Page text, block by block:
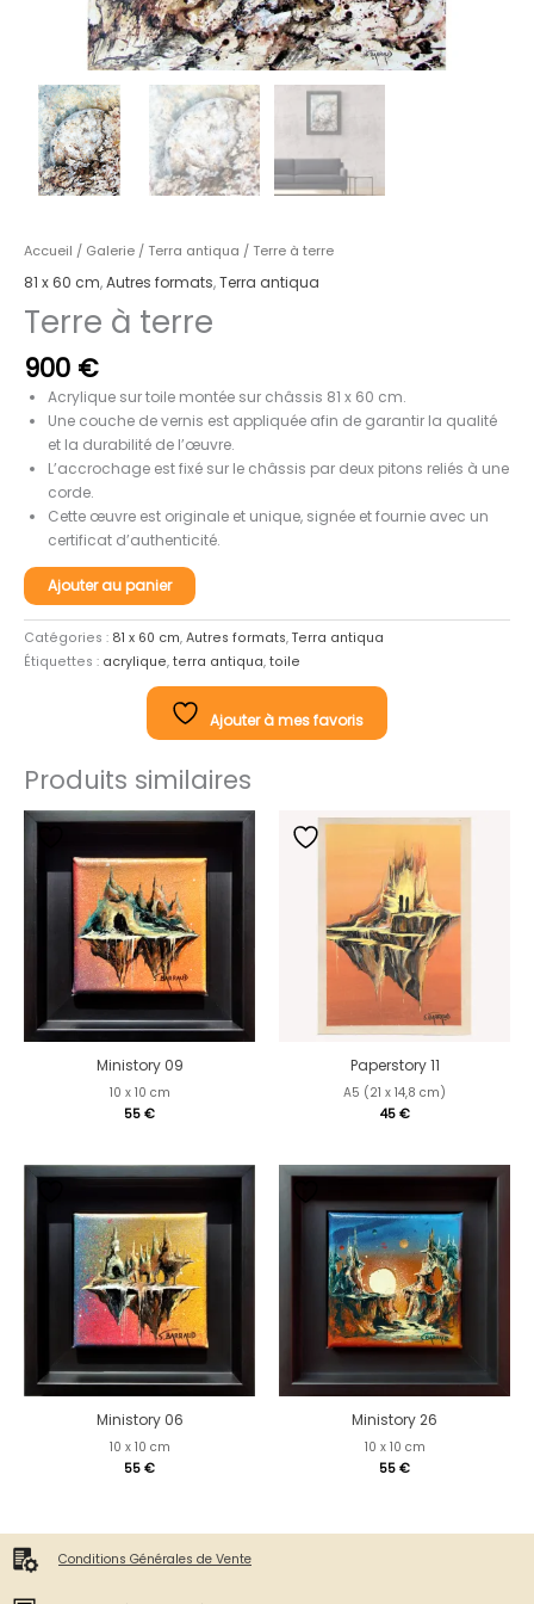
Accueil / Galerie /Terra antiqua / Terre à terre
81 x 60 cm,Autres formats,Terra antiqua
Terre à terre
900 €
Acrylique sur toile montée sur châssis 81 x 60 cm.
Une couche de vernis est appliquée afin de garantir la qualité
et la durabilité de l’œuvre.
L’accrochage est fixé sur le châssis par deux pitons reliés à une
corde.
Cette œuvre est originale et unique, signée et fournie avec un
certificat d’authenticité.
quantité
de
Terre
à
terre
Ajouter au panier
Catégories : 81 x 60 cm, Autres formats, Terra antiqua
Étiquettes : acrylique, terra antiqua, toile
Ajouter à mes favoris
Produits similaires
Ministory 09
10 x 10 cm
55 €
Paperstory 11
A5 (21 x 14,8 cm)
45 €
Ministory 06
10 x 10 cm
55 €
Ministory 26
10 x 10 cm
55 €
Conditions Générales de Vente